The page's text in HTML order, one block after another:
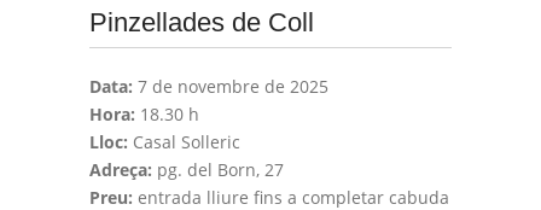
Pinzellades de Coll
Data: 7 de novembre de 2025
Hora: 18.30 h
Lloc: Casal Solleric
Adreça: pg. del Born, 27
Preu: entrada lliure fins a completar cabuda